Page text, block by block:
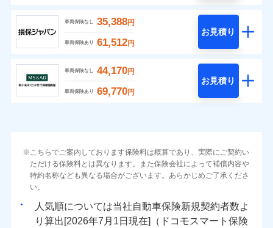
車両保険なし 35,388円
車両保険あり 61,512円
お見積り
車両保険なし 44,170円
車両保険あり 69,770円
お見積り
こちらでご案内しております保険料は概算であり、実際にご契約い
ただける保険料とは異なります。また保険会社によって補償内容や
特約名称なども異なる場合がございます。あらかじめご了承くださ
い。
人気順については当社
新規契約者数よ
り算出[
年 月
日現在]（ドコモスマート保険